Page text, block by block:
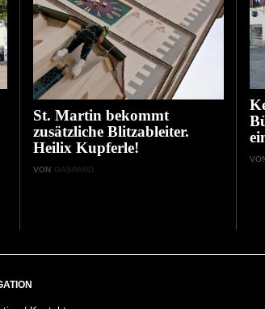
St. Martin bekommt
zusätzliche Blitzableiter.
Heilix Kupferle!
VON GASPARD